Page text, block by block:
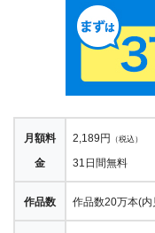
月額料
金
2,189円 （税込）
31日間無料
作品数 作品数20万本(